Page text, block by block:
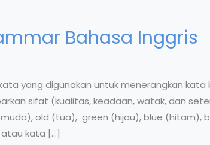
Bahasa Inggris
yang digunakan untuk menerangkan
sifat (kualitas, keadaan, watak, dan
old (tua), green (hijau), blue (hitam),
kata […]